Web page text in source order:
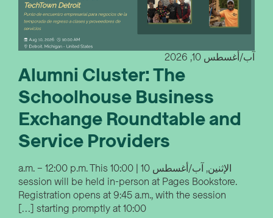
آب/أغسطس 10, 2026
Alumni Cluster: The
Schoolhouse Business
Exchange Roundtable and
Service Providers
الإثنين, آب/أغسطس 10 | 10:00 a.m. – 12:00 p.m. This
session will be held in-person at Pages Bookstore.
Registration opens at 9:45 a.m., with the session
starting promptly at 10:00 […]